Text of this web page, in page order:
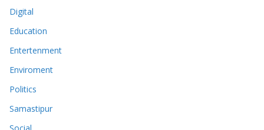
Digital
Education
Entertenment
Enviroment
Politics
Samastipur